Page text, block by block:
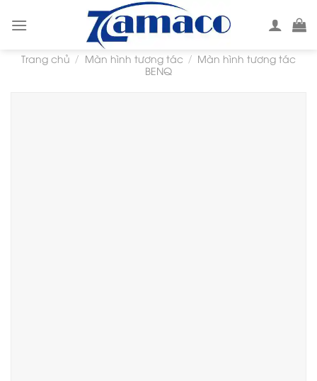
Trang chủ / Màn hình tương tác / Màn hình tương tác
BENQ